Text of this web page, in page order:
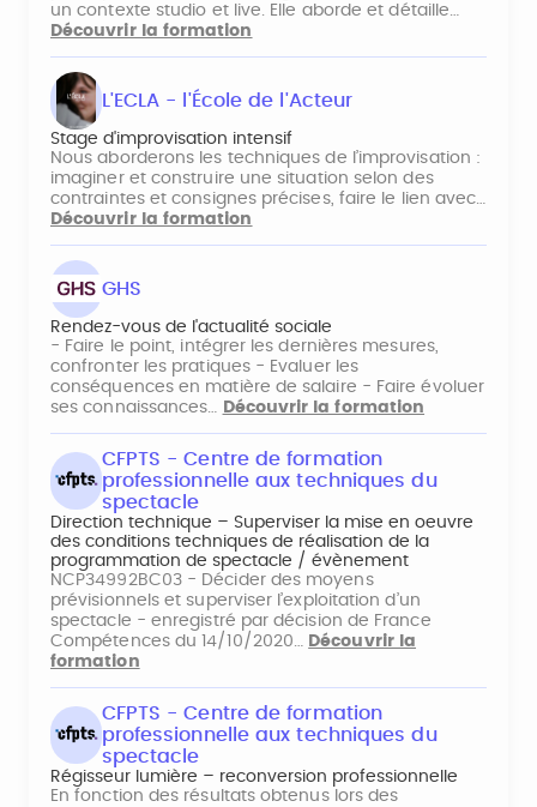
un contexte studio et live. Elle aborde et détaille…
Découvrir la formation
L'ECLA - l'École de l'Acteur
Stage d'improvisation intensif
Nous aborderons les techniques de l’improvisation :
imaginer et construire une situation selon des
contraintes et consignes précises, faire le lien avec…
Découvrir la formation
GHS
Rendez-vous de l'actualité sociale
- Faire le point, intégrer les dernières mesures,
confronter les pratiques - Evaluer les
conséquences en matière de salaire - Faire évoluer
ses connaissances… Découvrir la formation
CFPTS - Centre de formation
professionnelle aux techniques du
spectacle
Direction technique – Superviser la mise en oeuvre
des conditions techniques de réalisation de la
programmation de spectacle / évènement
NCP34992BC03 - Décider des moyens
prévisionnels et superviser l’exploitation d’un
spectacle - enregistré par décision de France
Compétences du 14/10/2020… Découvrir la
formation
CFPTS - Centre de formation
professionnelle aux techniques du
spectacle
Régisseur lumière – reconversion professionnelle
En fonction des résultats obtenus lors des